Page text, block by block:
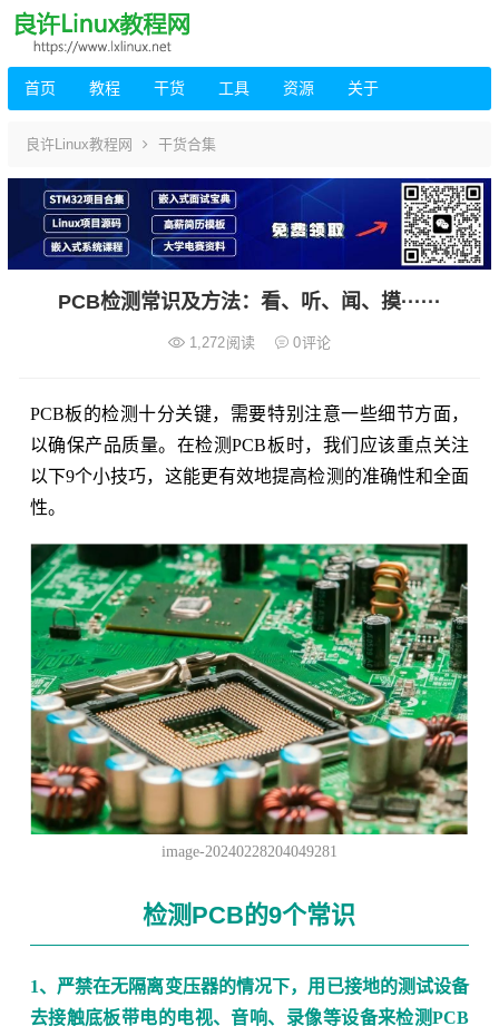
首页 教程 干货 工具 资源 关于
良许Linux教程网 干货合集
PCB检测常识及方法：看、听、闻、摸······
1,272阅读 0评论
PCB板的检测十分关键，需要特别注意一些细节方面，
以确保产品质量。在检测PCB板时，我们应该重点关注
以下9个小技巧，这能更有效地提高检测的准确性和全面
性。
image-20240228204049281
检测PCB的9个常识
1、严禁在无隔离变压器的情况下，用已接地的测试设备
去接触底板带电的电视、音响、录像等设备来检测PCB